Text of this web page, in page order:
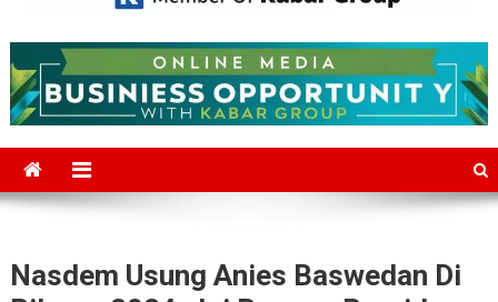
Mediajakarta.com
Nasdem Usung Anies Baswedan Di